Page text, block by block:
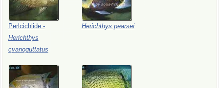
Perlcichlide -
Herichthys
cyanoguttatus
Herichthys pearsei